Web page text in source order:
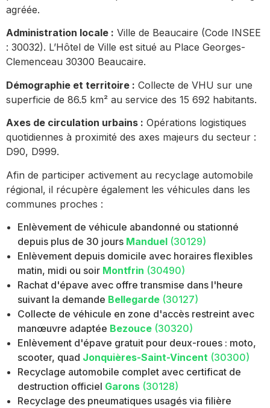
agréée.
Administration locale : Ville de Beaucaire (Code INSEE
: 30032). L’Hôtel de Ville est situé au Place Georges-
Clemenceau 30300 Beaucaire.
Démographie et territoire : Collecte de VHU sur une
superficie de 86.5 km² au service des 15 692 habitants.
Axes de circulation urbains : Opérations logistiques
quotidiennes à proximité des axes majeurs du secteur :
D90, D999.
Afin de participer activement au recyclage automobile
régional, il récupère également les véhicules dans les
communes proches :
Enlèvement de véhicule abandonné ou stationné
depuis plus de 30 jours Manduel (30129)
Enlèvement depuis domicile avec horaires flexibles
matin, midi ou soir Montfrin (30490)
Rachat d'épave avec offre transmise dans l'heure
suivant la demande Bellegarde (30127)
Collecte de véhicule en zone d'accès restreint avec
manœuvre adaptée Bezouce (30320)
Enlèvement d'épave gratuit pour deux-roues : moto,
scooter, quad Jonquières-Saint-Vincent (30300)
Recyclage automobile complet avec certificat de
destruction officiel Garons (30128)
Recyclage des pneumatiques usagés via filière